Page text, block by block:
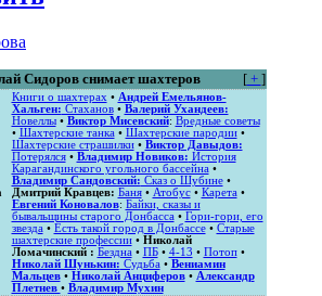
[+ ]
Сидоров снимает шахтеров
Книги о шахтерах• Андрей Емельянов-
Хальген: Стаханов• Валерий Ухандеев:
Новеллы• Виктор Мисевский: Вредные советы
• Шахтерские танка• Шахтерские пародии•
Шахтерские страшилки• Виктор Давыдов:
Потерялся• Владимир Новиков: История
Карагандинского угольного бассейна•
Владимир Сандовский: Сказ о Шубине•
Дмитрий Кравцев: Баня• Атобус• Карета•
Евгений Коновалов: Байки, сказы и
бывальщины старого Донбасса• Гори-гори, его
звезда• Есть такой город в Донбассе• Старые
шахтерские профессии• Николай
Ломачинский : Бездна• ПБ• 4-13 • Потоп•
Николай Шунькин: Судьба• Вениамин
Мальцев• Николай Анциферов• Александр
Плетнев • Владимир Мухин